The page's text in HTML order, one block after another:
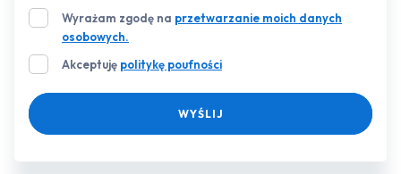
Wyrażam zgodę na przetwarzanie moich danych
osobowych.
Akceptuję politykę poufności
WYŚLIJ